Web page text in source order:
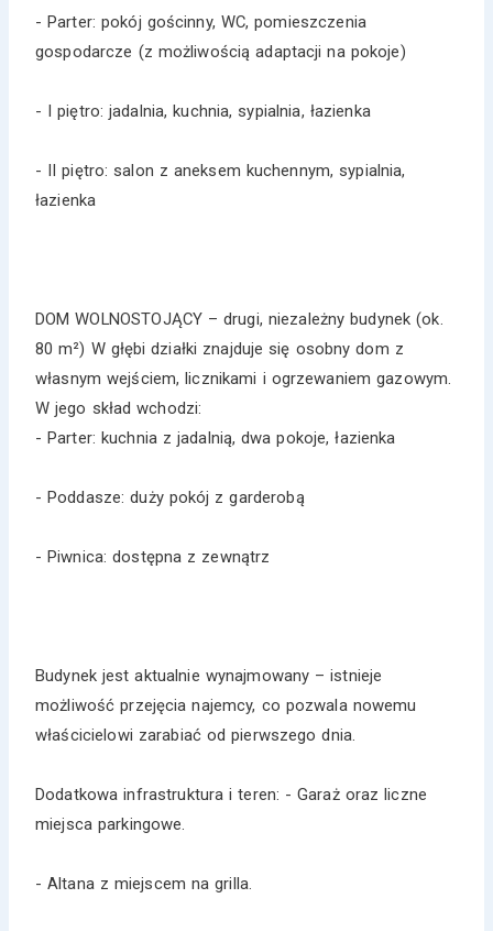
- Parter: pokój gościnny, WC, pomieszczenia
gospodarcze (z możliwością adaptacji na pokoje)
- I piętro: jadalnia, kuchnia, sypialnia, łazienka
- II piętro: salon z aneksem kuchennym, sypialnia,
łazienka
DOM WOLNOSTOJĄCY – drugi, niezależny budynek (ok.
80 m²) W głębi działki znajduje się osobny dom z
własnym wejściem, licznikami i ogrzewaniem gazowym.
W jego skład wchodzi:
- Parter: kuchnia z jadalnią, dwa pokoje, łazienka
- Poddasze: duży pokój z garderobą
- Piwnica: dostępna z zewnątrz
Budynek jest aktualnie wynajmowany – istnieje
możliwość przejęcia najemcy, co pozwala nowemu
właścicielowi zarabiać od pierwszego dnia.
Dodatkowa infrastruktura i teren: - Garaż oraz liczne
miejsca parkingowe.
- Altana z miejscem na grilla.